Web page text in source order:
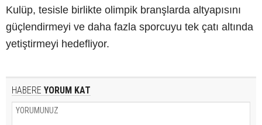
Kulüp, tesisle birlikte olimpik branşlarda altyapısını
güçlendirmeyi ve daha fazla sporcuyu tek çatı altında
yetiştirmeyi hedefliyor.
HABERE YORUM KAT